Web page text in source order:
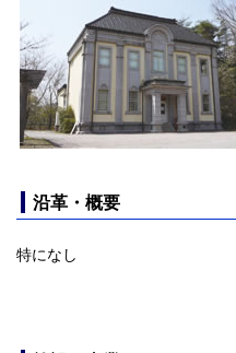
沿革・概要
特になし